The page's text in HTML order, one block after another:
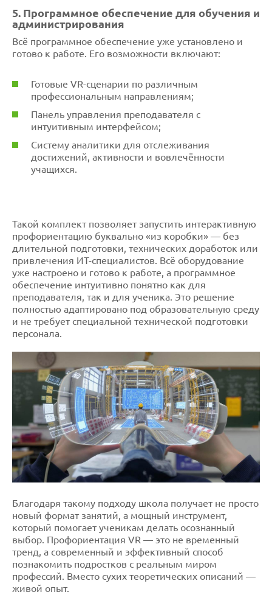
5. Программное обеспечение для обучения и
администрирования
Всё программное обеспечение уже установлено и
готово к работе. Его возможности включают:
Готовые VR-сценарии по различным
профессиональным направлениям;
Панель управления преподавателя с
интуитивным интерфейсом;
Систему аналитики для отслеживания
достижений, активности и вовлечённости
учащихся.
Такой комплект позволяет запустить интерактивную
профориентацию буквально «из коробки» — без
длительной подготовки, технических доработок или
привлечения ИТ-специалистов. Всё оборудование
уже настроено и готово к работе, а программное
обеспечение интуитивно понятно как для
преподавателя, так и для ученика. Это решение
полностью адаптировано под образовательную среду
и не требует специальной технической подготовки
персонала.
Благодаря такому подходу школа получает не просто
новый формат занятий, а мощный инструмент,
который помогает ученикам делать осознанный
выбор. Профориентация VR — это не временный
тренд, а современный и эффективный способ
познакомить подростков с реальным миром
профессий. Вместо сухих теоретических описаний —
живой опыт.